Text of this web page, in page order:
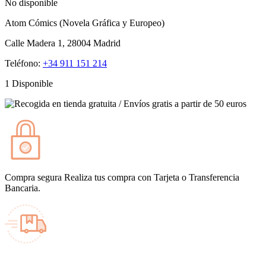
No disponible
Atom Cómics (Novela Gráfica y Europeo)
Calle Madera 1, 28004 Madrid
Teléfono: +34 911 151 214
1 Disponible
Compra segura Realiza tus compra con Tarjeta o Transferencia
Bancaria.